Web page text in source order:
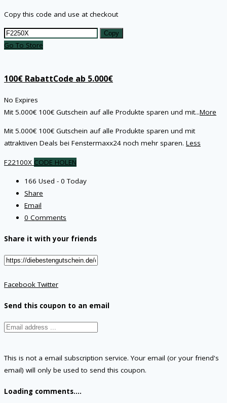
Copy this code and use at checkout
Copy
Go To Store
100€ RabattCode ab 5.000€
No Expires
Mit 5.000€ 100€ Gutschein auf alle Produkte sparen und mit...More
Mit 5.000€ 100€ Gutschein auf alle Produkte sparen und mit
attraktiven Deals bei Fenstermaxx24 noch mehr sparen. Less
F22100X CODE HOLEN
166 Used - 0 Today
Share
Email
0 Comments
Share it with your friends
FacebookTwitter
Send this coupon to an email
This is not a email subscription service. Your email (or your friend's
email) will only be used to send this coupon.
Loading comments....